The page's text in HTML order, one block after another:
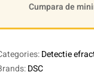
Cumpara de
Detectie
DSC